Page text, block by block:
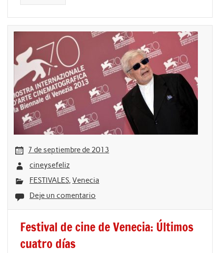
7 de septiembre de 2013
cineysefeliz
FESTIVALES,Venecia
Deje un comentario
Festival de cine de Venecia: Últimos
cuatro días